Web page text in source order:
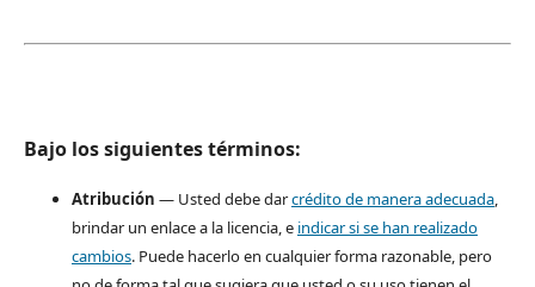
Bajo los siguientes términos:
Atribución — Usted debe darcrédito de manera adecuada,
brindar un enlace a la licencia, e indicar si se han realizado
cambios. Puede hacerlo en cualquier forma razonable, pero